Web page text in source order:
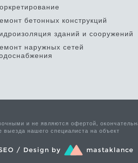
бетонных конструкций
зданий и сооружений
наружных сетей
и не являются офертой,
выезда нашего специалиста на объект
/ Design by mastaklance